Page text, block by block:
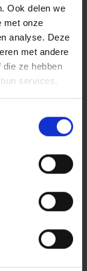
Ook delen we
met onze
analyse. Deze
met andere
ze hebben
services.
u veroordeeld
dan deze
zijn